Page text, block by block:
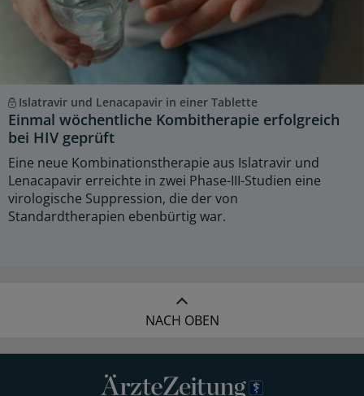
Islatravir und Lenacapavir in einer Tablette
Einmal wöchentliche Kombitherapie erfolgreich
bei HIV geprüft
Eine neue Kombinationstherapie aus Islatravir und
Lenacapavir erreichte in zwei Phase-III-Studien eine
virologische Suppression, die der von
Standardtherapien ebenbürtig war.
NACH OBEN